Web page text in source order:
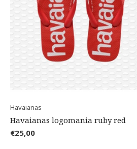
Havaianas
Havaianas logomania ruby red
€25,00